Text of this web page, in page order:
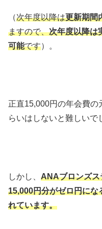
（次年度以降は更新期間
ますので、次年度以降は
可能です）。
正直15,000円の年会費の
らいはしないと難しいで
しかし、 ANAブロンズス
15,000円分がゼロ円にな
れています。